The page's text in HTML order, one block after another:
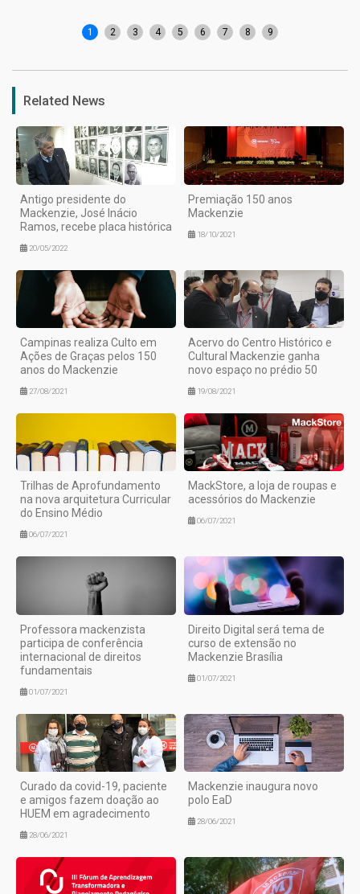
1 2 3 4 5 6 7 8 9
Related News
Antigo presidente do
Mackenzie, José Inácio
Ramos, recebe placa histórica
20/05/2022
Premiação 150 anos
Mackenzie
18/10/2021
Campinas realiza Culto em
Ações de Graças pelos 150
anos do Mackenzie
27/08/2021
Acervo do Centro Histórico e
Cultural Mackenzie ganha
novo espaço no prédio 50
19/08/2021
Trilhas de Aprofundamento
na nova arquitetura Curricular
do Ensino Médio
06/07/2021
MackStore, a loja de roupas e
acessórios do Mackenzie
06/07/2021
Professora mackenzista
participa de conferência
internacional de direitos
fundamentais
01/07/2021
Direito Digital será tema de
curso de extensão no
Mackenzie Brasília
01/07/2021
Curado da covid-19, paciente
e amigos fazem doação ao
HUEM em agradecimento
28/06/2021
Mackenzie inaugura novo
polo EaD
28/06/2021